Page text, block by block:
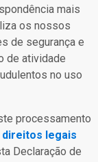
mais
os nossos
de segurança e
de atividade
no uso
processamento
direitos legais
Declaração de